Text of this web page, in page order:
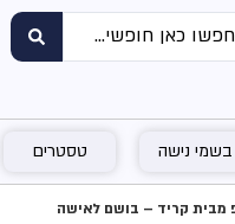
בשמי נישה טסטרים